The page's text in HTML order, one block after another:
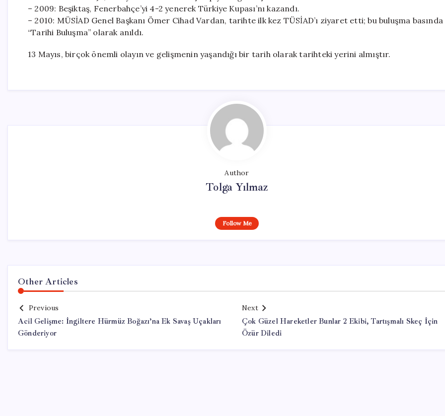
– 2009: Beşiktaş, Fenerbahçe’yi 4-2 yenerek Türkiye Kupası’nı kazandı.
– 2010: MÜSİAD Genel Başkanı Ömer Cihad Vardan, tarihte ilk kez TÜSİAD’ı ziyaret etti; bu buluşma basında
“Tarihi Buluşma” olarak anıldı.
13 Mayıs, birçok önemli olayın ve gelişmenin yaşandığı bir tarih olarak tarihteki yerini almıştır.
Author
Tolga Yılmaz
Follow Me
Other Articles
Previous
Acil Gelişme: İngiltere Hürmüz Boğazı’na Ek Savaş Uçakları
Gönderiyor
Next
Çok Güzel Hareketler Bunlar 2 Ekibi, Tartışmalı Skeç İçin
Özür Diledi